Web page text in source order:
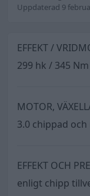
Uppdaterad 9
EFFEKT /
299 hk / 345 Nm
MOTOR,
3.0 chippad
EFFEKT OCH
enligt chipp